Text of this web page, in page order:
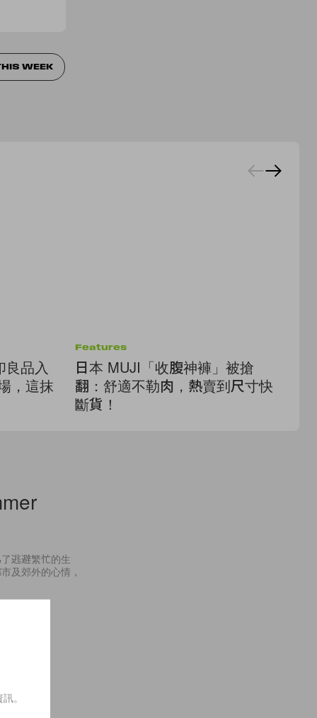
WEEK
良品入
，這抹
Features
日本 MUJI「收腹神褲」被搶
翻：舒適不勒肉，熱賣到尺寸快
斷貨！
逃避繁忙的生
及郊外的心情，
。